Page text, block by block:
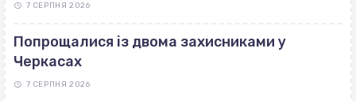
7 СЕРПНЯ 2026
Попрощалися із двома захисниками у
Черкасах
7 СЕРПНЯ 2026